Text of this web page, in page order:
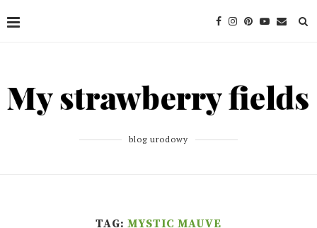
blog urodowy
TAG: MYSTIC MAUVE